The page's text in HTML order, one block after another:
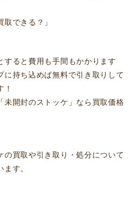
取できる？」
すると費用も手間もかかります
に持ち込めば無料で引き取りして
！
未開封のストッケ」なら買取価格
の買取や引き取り・処分について
す。